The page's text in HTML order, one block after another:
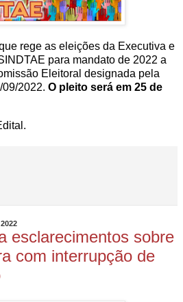
rege as eleições da Executiva e
para mandato de 2022 a
Eleitoral designada pela
2022. O pleito será em 25 de
esclarecimentos sobre
com interrupção de